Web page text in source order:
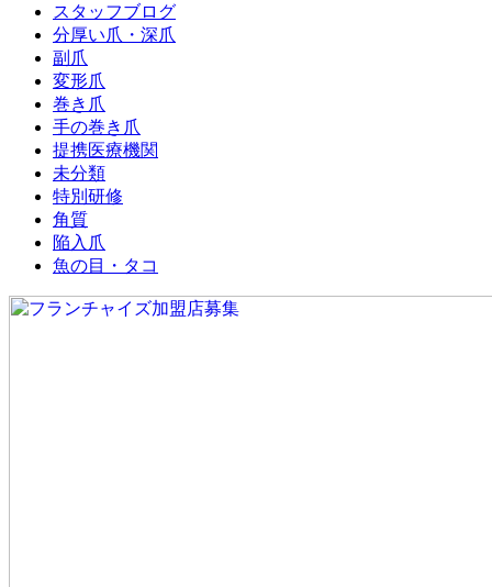
スタッフブログ
分厚い爪・深爪
副爪
変形爪
巻き爪
手の巻き爪
提携医療機関
未分類
特別研修
角質
陥入爪
魚の目・タコ